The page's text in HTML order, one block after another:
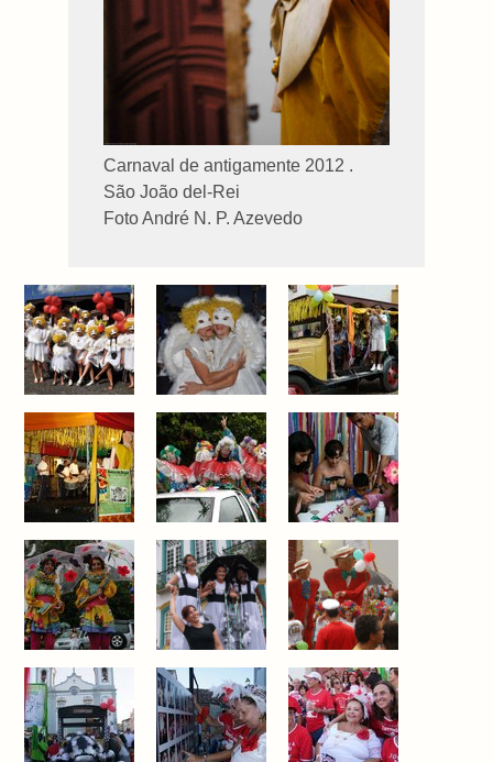
Carnaval de antigamente 2012 .
São João del-Rei
Foto André N. P. Azevedo